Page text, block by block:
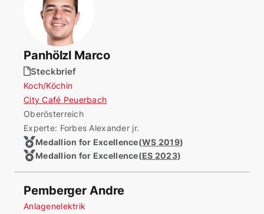
Panhölzl Marco
Steckbrief
Koch/Köchin
City Café Peuerbach
Oberösterreich
Experte: Forbes Alexander jr.
Medallion for Excellence(WS 2019)
Medallion for Excellence(ES 2023)
Pemberger Andre
Anlagenelektrik